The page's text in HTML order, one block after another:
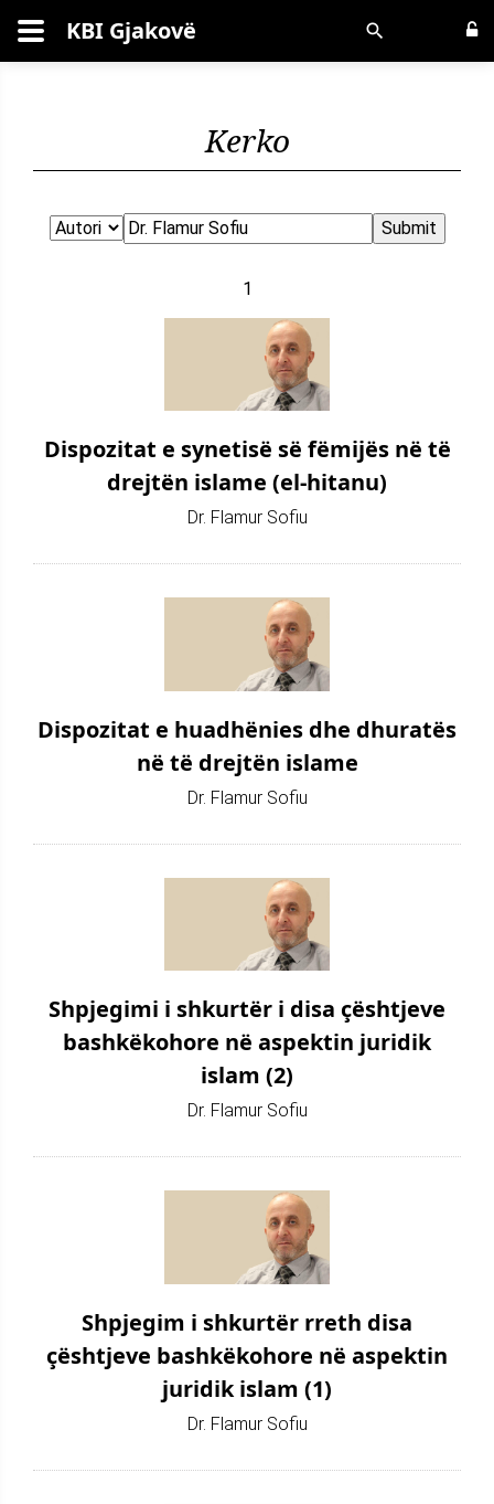
Kërko KBI Gjakovë
Kerko
1
Dispozitat e synetisë së fëmijës në të
drejtën islame (el-hitanu)
Dr. Flamur Sofiu
Dispozitat e huadhënies dhe dhuratës
në të drejtën islame
Dr. Flamur Sofiu
Shpjegimi i shkurtër i disa çështjeve
bashkëkohore në aspektin juridik
islam (2)
Dr. Flamur Sofiu
Shpjegim i shkurtër rreth disa
çështjeve bashkëkohore në aspektin
juridik islam (1)
Dr. Flamur Sofiu